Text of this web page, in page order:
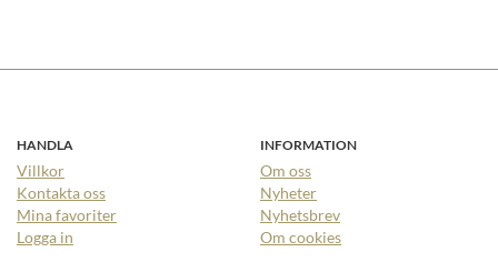
HANDLA
Villkor
Kontakta oss
Mina favoriter
Logga in
INFORMATION
Om oss
Nyheter
Nyhetsbrev
Om cookies